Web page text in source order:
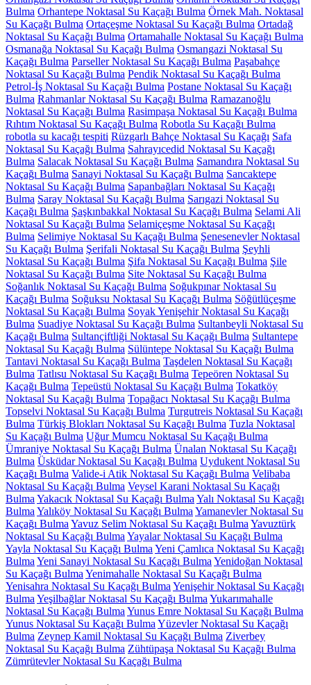
Bulma Orhantepe Noktasal Su Kaçağı Bulma Örnek Mah. Noktasal
Su Kaçağı Bulma Ortaçeşme Noktasal Su Kaçağı Bulma Ortadağ
Noktasal Su Kaçağı Bulma Ortamahalle Noktasal Su Kaçağı Bulma
Osmanağa Noktasal Su Kaçağı Bulma Osmangazi Noktasal Su
Kaçağı Bulma Parseller Noktasal Su Kaçağı Bulma Paşabahçe
Noktasal Su Kaçağı Bulma Pendik Noktasal Su Kaçağı Bulma
Petrol-İş Noktasal Su Kaçağı Bulma Postane Noktasal Su Kaçağı
Bulma Rahmanlar Noktasal Su Kaçağı Bulma Ramazanoğlu
Noktasal Su Kaçağı Bulma Rasimpaşa Noktasal Su Kaçağı Bulma
Rıhtım Noktasal Su Kaçağı Bulma Robotla Su Kaçağı Bulma
robotla su kacağı tespiti Rüzgarlı Bahçe Noktasal Su Kaçağı Safa
Noktasal Su Kaçağı Bulma Sahrayıcedid Noktasal Su Kaçağı
Bulma Salacak Noktasal Su Kaçağı Bulma Samandıra Noktasal Su
Kaçağı Bulma Sanayi Noktasal Su Kaçağı Bulma Sancaktepe
Noktasal Su Kaçağı Bulma Sapanbağları Noktasal Su Kaçağı
Bulma Saray Noktasal Su Kaçağı Bulma Sarıgazi Noktasal Su
Kaçağı Bulma Şaşkınbakkal Noktasal Su Kaçağı Bulma Selami Ali
Noktasal Su Kaçağı Bulma Selamiçeşme Noktasal Su Kaçağı
Bulma Selimiye Noktasal Su Kaçağı Bulma Şenesenevler Noktasal
Su Kaçağı Bulma Şerifali Noktasal Su Kaçağı Bulma Şeyhli
Noktasal Su Kaçağı Bulma Şifa Noktasal Su Kaçağı Bulma Şile
Noktasal Su Kaçağı Bulma Site Noktasal Su Kaçağı Bulma
Soğanlık Noktasal Su Kaçağı Bulma Soğukpınar Noktasal Su
Kaçağı Bulma Soğuksu Noktasal Su Kaçağı Bulma Söğütlüçeşme
Noktasal Su Kaçağı Bulma Soyak Yenişehir Noktasal Su Kaçağı
Bulma Suadiye Noktasal Su Kaçağı Bulma Sultanbeyli Noktasal Su
Kaçağı Bulma Sultançiftliği Noktasal Su Kaçağı Bulma Sultantepe
Noktasal Su Kaçağı Bulma Sülüntepe Noktasal Su Kaçağı Bulma
Tantavi Noktasal Su Kaçağı Bulma Taşdelen Noktasal Su Kaçağı
Bulma Tatlısu Noktasal Su Kaçağı Bulma Tepeören Noktasal Su
Kaçağı Bulma Tepeüstü Noktasal Su Kaçağı Bulma Tokatköy
Noktasal Su Kaçağı Bulma Topağacı Noktasal Su Kaçağı Bulma
Topselvi Noktasal Su Kaçağı Bulma Turgutreis Noktasal Su Kaçağı
Bulma Türkiş Blokları Noktasal Su Kaçağı Bulma Tuzla Noktasal
Su Kaçağı Bulma Uğur Mumcu Noktasal Su Kaçağı Bulma
Ümraniye Noktasal Su Kaçağı Bulma Ünalan Noktasal Su Kaçağı
Bulma Üsküdar Noktasal Su Kaçağı Bulma Uydukent Noktasal Su
Kaçağı Bulma Valide-i Atik Noktasal Su Kaçağı Bulma Velibaba
Noktasal Su Kaçağı Bulma Veysel Karani Noktasal Su Kaçağı
Bulma Yakacık Noktasal Su Kaçağı Bulma Yalı Noktasal Su Kaçağı
Bulma Yalıköy Noktasal Su Kaçağı Bulma Yamanevler Noktasal Su
Kaçağı Bulma Yavuz Selim Noktasal Su Kaçağı Bulma Yavuztürk
Noktasal Su Kaçağı Bulma Yayalar Noktasal Su Kaçağı Bulma
Yayla Noktasal Su Kaçağı Bulma Yeni Çamlıca Noktasal Su Kaçağı
Bulma Yeni Sanayi Noktasal Su Kaçağı Bulma Yenidoğan Noktasal
Su Kaçağı Bulma Yenimahalle Noktasal Su Kaçağı Bulma
Yenisahra Noktasal Su Kaçağı Bulma Yenişehir Noktasal Su Kaçağı
Bulma Yeşilbağlar Noktasal Su Kaçağı Bulma Yukarımahalle
Noktasal Su Kaçağı Bulma Yunus Emre Noktasal Su Kaçağı Bulma
Yunus Noktasal Su Kaçağı Bulma Yüzevler Noktasal Su Kaçağı
Bulma Zeynep Kamil Noktasal Su Kaçağı Bulma Ziverbey
Noktasal Su Kaçağı Bulma Zühtüpaşa Noktasal Su Kaçağı Bulma
Zümrütevler Noktasal Su Kaçağı Bulma